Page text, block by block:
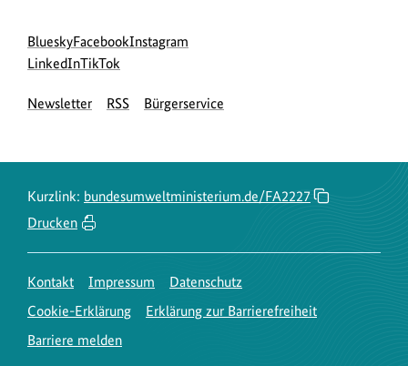
Social
Media
Blueskyzur
Bluesky-
des
Facebookzur
des
Instagram
des
LinkedInzur
Seite
zur
Seite
TikTok
Newsletter RSS Bürgerservice
Kurzlink: bundesumweltministerium.de/FA2227
Drucken
Kontakt Impressum
Datenschutz
Cookie-Erklärung
Erklärung zur Barrierefreiheit
Barriere melden